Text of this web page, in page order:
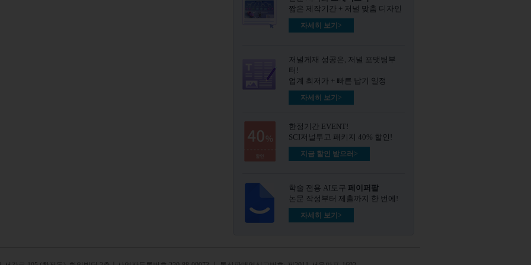
짧은 제작기간 + 저널 맞춤 디자인
자세히 보기>
저널게재 성공은, 저널 포맷팅부
터!
업계 최저가 + 빠른 납기 일정
자세히 보기>
한정기간 EVENT!
SCI저널투고 패키지 40% 할인!
지금 할인 받으러>
학술 전용 AI도구 페이퍼팔
논문 작성부터 제출까지 한 번에!
자세히 보기>